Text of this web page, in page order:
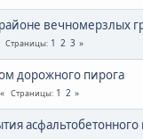
вечномерзлых
Страницы 1 2 3
дорожного пирога
Страницы 1 2